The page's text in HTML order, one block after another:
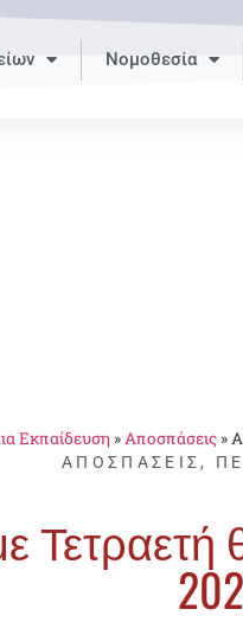
Νομοθεσία
Εκπαίδευση »Αποσπάσεις»
ΑΠΟΣΠΆΣΕΙΣ ,